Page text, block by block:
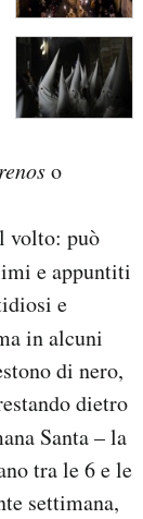
o
volto: può
e appuntiti
e
in alcuni
di nero,
dietro
Santa – la
tra le 6 e le
settimana,